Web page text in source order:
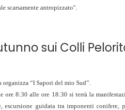
scarsamente antropizzato".
sui Colli
organizza “I Sapori del mio Sud”.
ore 8:30 alle ore 18:30 si terrà la
escursione guidata tra imponenti